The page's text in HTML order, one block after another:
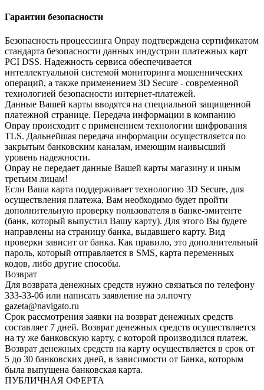
Гарантии безопасности
Безопасность процессинга Onpay подтверждена сертификатом
стандарта безопасности данных индустрии платежных карт
PCI DSS. Надежность сервиса обеспечивается
интеллектуальной системой мониторинга мошеннических
операций, а также применением 3D Secure - современной
технологией безопасности интернет-платежей.
Данные Вашей карты вводятся на специальной защищенной
платежной странице. Передача информации в компанию
Onpay происходит с применением технологии шифрования
TLS. Дальнейшая передача информации осуществляется по
закрытым банковским каналам, имеющим наивысший
уровень надежности.
Onpay не передает данные Вашей карты магазину и иным
третьим лицам!
Если Ваша карта поддерживает технологию 3D Secure, для
осуществления платежа, Вам необходимо будет пройти
дополнительную проверку пользователя в банке-эмитенте
(банк, который выпустил Вашу карту). Для этого Вы будете
направлены на страницу банка, выдавшего карту. Вид
проверки зависит от банка. Как правило, это дополнительный
пароль, который отправляется в SMS, карта переменных
кодов, либо другие способы.
Возврат
Для возврата денежных средств нужно связаться по телефону
333-33-06 или написать заявление на эл.почту
gazeta@navigato.ru
Срок рассмотрения заявки на возврат денежных средств
составляет 7 дней. Возврат денежных средств осуществляется
на ту же банковскую карту, с которой производился платеж.
Возврат денежных средств на карту осуществляется в срок от
5 до 30 банковских дней, в зависимости от Банка, которым
была выпущена банковская карта.
ПУБЛИЧНАЯ ОФЕРТА